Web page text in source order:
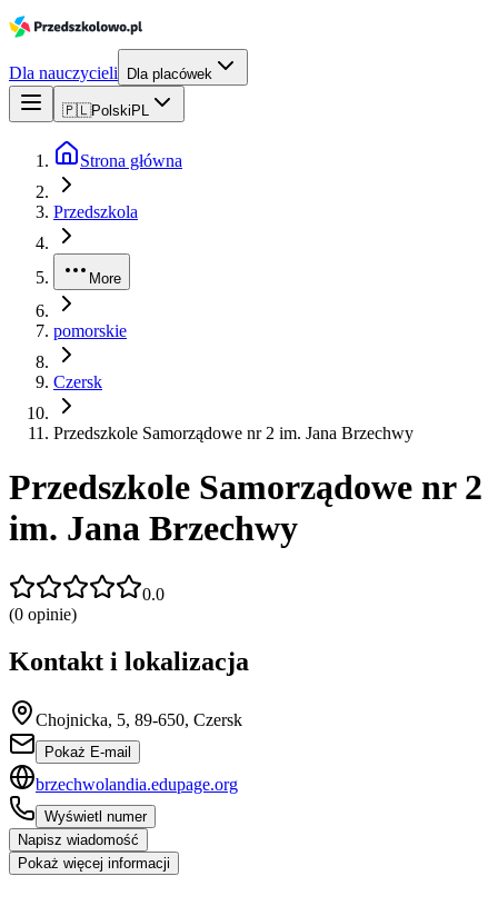
Dla nauczycieli Dla placówek
🇵🇱Polski PL
Strona główna
Przedszkola
More
pomorskie
Czersk
Przedszkole Samorządowe nr 2 im. Jana Brzechwy
Przedszkole Samorządowe nr 2
im. Jana Brzechwy
0.0
(0 opinie)
Kontakt i lokalizacja
Chojnicka, 5, 89-650, Czersk
Pokaż E-mail
brzechwolandia.edupage.org
Wyświetl numer
Napisz wiadomość
Pokaż więcej informacji